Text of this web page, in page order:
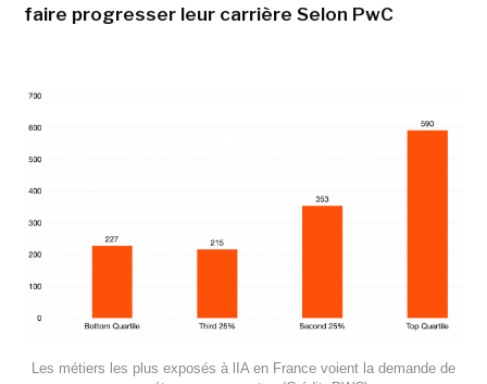
faire progresser leur carrière Selon PwC
Les métiers les plus exposés à lIA en France voient la demande de